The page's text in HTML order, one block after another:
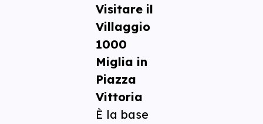
Visitare il
Villaggio
1000
Miglia in
Piazza
Vittoria
È la base